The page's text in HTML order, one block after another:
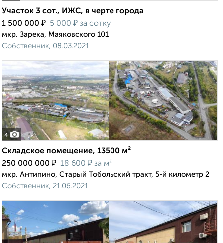
Участок 3 сот., ИЖС, в черте города
1 500 000 ₽ 5 000 ₽ за сотку
мкр. Зарека, Маяковского 101
Собственник, 08.03.2021
4
Складское помещение, 13500 м²
250 000 000 ₽ 18 600 ₽ за м²
мкр. Антипино, Старый Тобольский тракт, 5-й километр 2
Собственник, 21.06.2021